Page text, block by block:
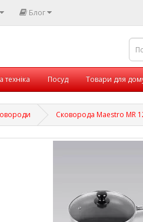
Блог
техніка Посуд Товари для
Сковорода Maestro MR